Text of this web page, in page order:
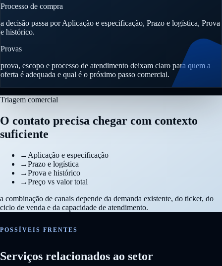
Processo de compra
a decisão passa por Aplicação e especificação, Prazo e logística, Prova
e histórico.
Provas
prova, escopo e processo de atendimento deixam claro para quem a
oferta é adequada e qual é o próximo passo comercial.
Triagem comercial
O contato precisa chegar com contexto
suficiente
→ Aplicação e especificação
→Prazo e logística
→Prova e histórico
→Preço vs valor total
a combinação de canais depende da demanda existente, do ticket, do
ciclo de venda e da capacidade de atendimento.
POSSÍVEIS FRENTES
Serviços relacionados ao setor